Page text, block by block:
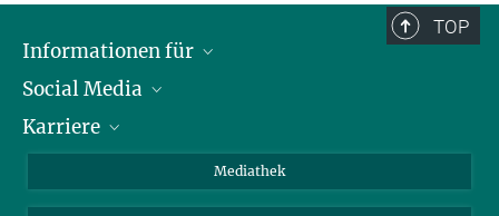
TOP
Informationen für
Journalisten
Schule
Social Media
LinkedIn
Karriere
Mediathek